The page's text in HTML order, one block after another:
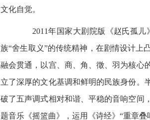
文化自觉。
2011年国家大剧院版《赵氏孤儿
族“舍生取义”的传统精神，在剧情设计上
融会贯通，以宫、商、角、徵、羽为核心
立了深厚的文化基调和鲜明的民族身份。
破了五声调式相对和谐、平稳的音响空间
题音乐《摇篮曲》，运用《诗经》“重章